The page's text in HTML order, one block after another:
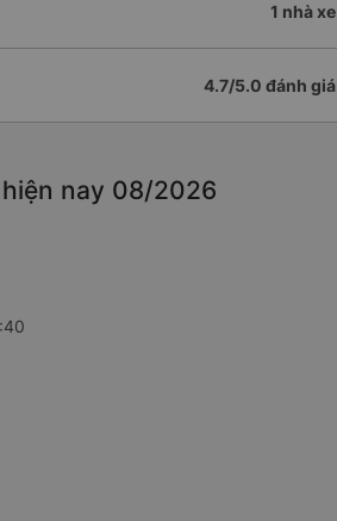
1 nhà xe
4.7/5.0 đánh giá
nay 08/2026